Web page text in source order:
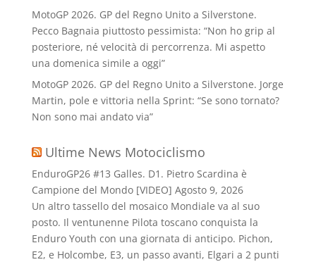
MotoGP 2026. GP del Regno Unito a Silverstone.
Pecco Bagnaia piuttosto pessimista: “Non ho grip al
posteriore, né velocità di percorrenza. Mi aspetto
una domenica simile a oggi”
MotoGP 2026. GP del Regno Unito a Silverstone. Jorge
Martin, pole e vittoria nella Sprint: “Se sono tornato?
Non sono mai andato via”
Ultime News Motociclismo
EnduroGP26 #13 Galles. D1. Pietro Scardina è
Campione del Mondo [VIDEO] Agosto 9, 2026
Un altro tassello del mosaico Mondiale va al suo
posto. Il ventunenne Pilota toscano conquista la
Enduro Youth con una giornata di anticipo. Pichon,
E2, e Holcombe, E3, un passo avanti, Elgari a 2 punti